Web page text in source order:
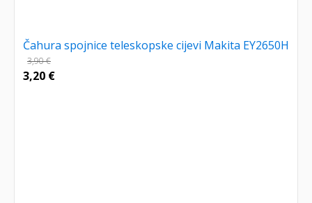
Čahura spojnice teleskopske cijevi Makita EY2650H
3,90€
3,20 €